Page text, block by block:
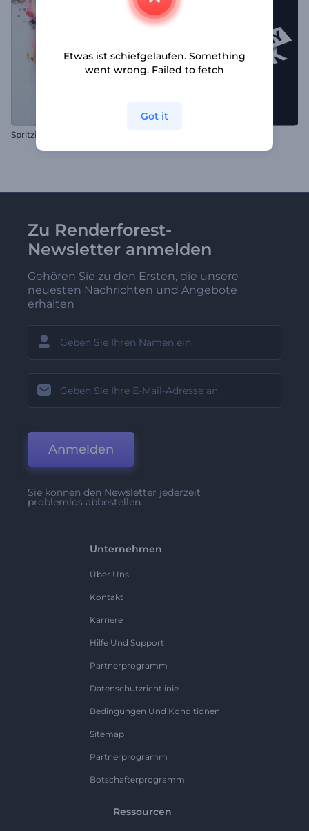
Spritzige Partikel-Slideshow
Zu Renderforest-
Newsletter anmelden
Gehören Sie zu den Ersten, die unsere
neuesten Nachrichten und Angebote
erhalten
Anmelden
Sie können den Newsletter jederzeit
problemlos abbestellen.
Unternehmen
Über Uns
Kontakt
Karriere
Hilfe Und Support
Partnerprogramm
Datenschutzrichtlinie
Bedingungen Und Konditionen
Sitemap
Partnerprogramm
Botschafterprogramm
Ressourcen
Etwas ist schiefgelaufen. Something
went wrong. Failed to fetch
Got it